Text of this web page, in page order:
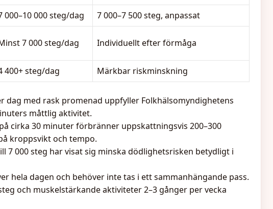
000–10 000 steg/dag
7 000–7 500 steg, anpassat
7 000 steg/dag Individuellt efter förmåga
400+ steg/dag Märkbar riskminskning
dag med rask promenad uppfyller Folkhälsomyndighetens
måttlig aktivitet.
cirka 30 minuter förbränner uppskattningsvis 200–300
kroppsvikt och tempo.
7 000 steg har visat sig minska dödlighetsrisken betydligt i
hela dagen och behöver inte tas i ett sammanhängande pass.
och muskelstärkande aktiviteter 2–3 gånger per vecka